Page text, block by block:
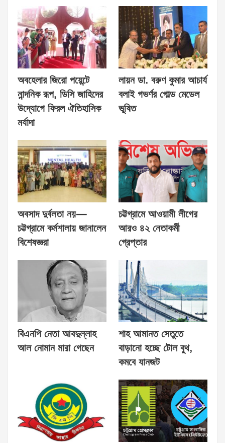
অবহেলার জিরো পয়েন্টে
নান্দনিক রূপ, ডিসি জাহিদের
উদ্যোগে ফিরল ঐতিহাসিক
মর্যাদা
লায়ন ডা. বরুণ কুমার আচার্য
বলাই গভর্ণর গোল্ড মেডেল
ভূষিত
অবসাদ দুর্বলতা নয়—
চট্টগ্রামে কর্মশালায় জানালেন
বিশেষজ্ঞরা
চট্টগ্রামে আওয়ামী লীগের
আরও ৪২ নেতাকর্মী
গ্রেপ্তার
বিএনপি নেতা আবদুল্লাহ
আল নোমান মারা গেছেন
শাহ আমানত সেতুতে
বাড়ানো হচ্ছে টোল বুথ,
কমবে যানজট